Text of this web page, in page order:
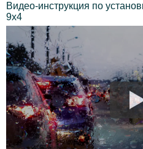
Видео-инструкция по
9x4